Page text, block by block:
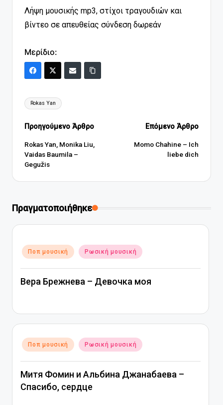
Λήψη μουσικής mp3, στίχοι τραγουδιών και
βίντεο σε απευθείας σύνδεση δωρεάν
Μερίδιο:
Ετικέτες:
Rokas Yan
Πλοήγηση
δημοσιεύσεων
Προηγούμενο Άρθρο
Rokas Yan, Monika Liu,
Vaidas Baumila –
Gegužis
Επόμενο Άρθρο
Momo Chahine – Ich
liebe dich
Πραγματοποιήθηκε
Αναρτήθηκε
σε
Ποπ μουσική Ρωσική μουσική
Вера Брежнева – Девочка моя
Αναρτήθηκε
σε
Ποπ μουσική Ρωσική μουσική
Митя Фомин и Альбина Джанабаева –
Спасибо, сердце